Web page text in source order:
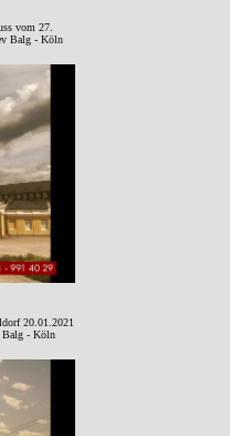
vom 27.
Balg - Köln
20.01.2021
Balg - Köln